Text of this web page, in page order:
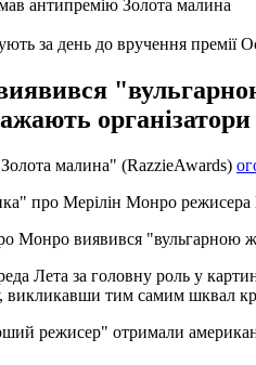
за день до вручення премії
організатори
малина" (RazzieAwards)
про Мерілін Монро
Монро виявився
Лета за головну роль у
викликавши тим самим шквал
режисер" отримали